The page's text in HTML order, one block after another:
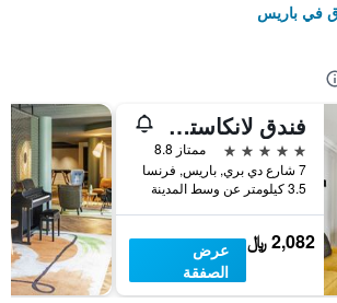
في باريس
فندق لانكاستر باريس شانزليزيه
5 نجوم
ممتاز 8.8
7 شارع دي بري, باريس, فرنسا
3.5 كيلومتر عن وسط المدينة
2,082 ﷼
عرض
الصفقة